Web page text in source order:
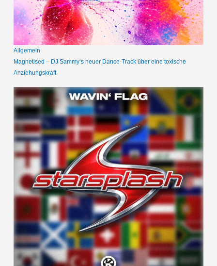
Allgemein
Magnetised – DJ Sammy‘s neuer Dance-Track über eine toxische
Anziehungskraft